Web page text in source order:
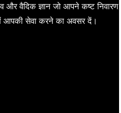
और वैदिक ज्ञान जो आपने कष्ट निवारण
आपकी सेवा करने का अवसर दें।